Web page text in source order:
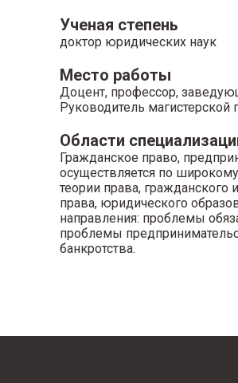
Ученая степень
доктор юридических наук
Место работы
Доцент, профессор,
Руководитель
Области
Гражданское право,
осуществляется по
теории права, гражданского
права, юридического
направления: проблемы
проблемы
банкротства.